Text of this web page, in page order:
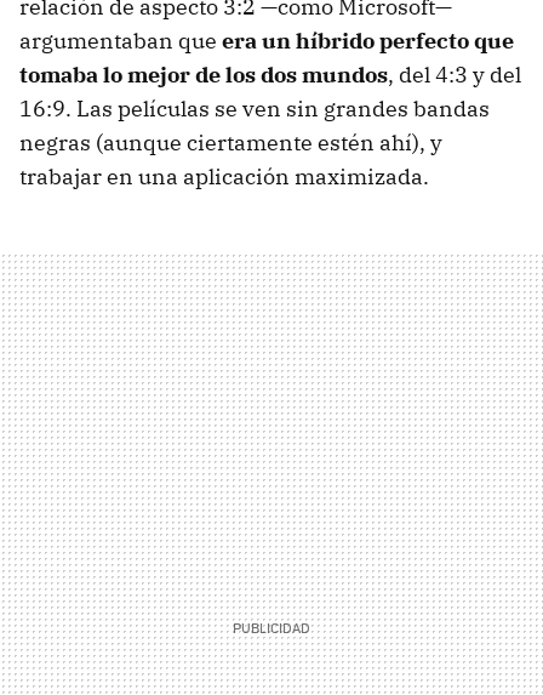
relación de aspecto 3:2 —como Microsoft—
argumentaban que era un híbrido perfecto que
tomaba lo mejor de los dos mundos, del 4:3 y del
16:9. Las películas se ven sin grandes bandas
negras (aunque ciertamente estén ahí), y
trabajar en una aplicación maximizada.